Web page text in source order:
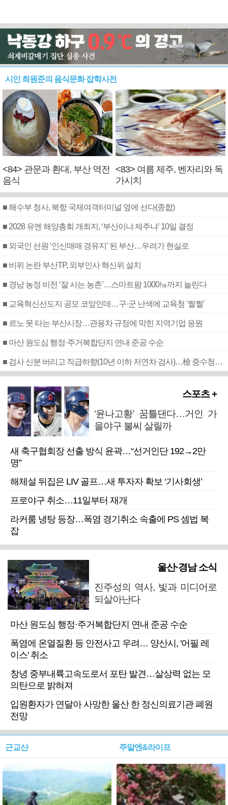
시인 최원준의 음식문화 잡학사전
<84> 관문과 환대, 부산 역전
음식
<83> 여름 제주, 벤자리와 독
가시치
■ 해수부 청사, 북항 국제여객터미널 옆에 선다(종합)
■ 2028 유엔 해양총회 개최지, ‘부산이냐 제주냐’ 10일 결정
■ 외국인 선원 ‘인신매매 경유지’ 된 부산…우려가 현실로
■ 비위 논란 부산TP, 외부인사 혁신위 설치
■ 경남 농정 비전 ‘잘 사는 농촌’…스마트팜 1000㏊까지 늘린다
■ 교육혁신선도지 공모 코앞인데…구·군 난색에 교육청 ‘쩔쩔’
■ 르노 못 타는 부산시장…관용차 규정에 막힌 지역기업 응원
■ 마산 원도심 행정·주거복합단지 연내 준공 수순
■ 검사 신분 버리고 직급하향(10년 이하 저연차 검사)…檢 중수청행 기피
스포츠 +
‘윤나고황’ 꿈틀댄다…거인 가
을야구 불씨 살릴까
새 축구협회장 선출 방식 윤곽…“선거인단 192→2만
명”
해체설 뒤집은 LIV 골프…새 투자자 확보 ‘기사회생’
프로야구 취소…11일부터 재개
라커룸 냉탕 등장…폭염 경기취소 속출에 PS 셈법 복
잡
울산·경남 소식
진주성의 역사, 빛과 미디어로
되살아난다
마산 원도심 행정·주거복합단지 연내 준공 수순
폭염에 온열질환 등 안전사고 우려… 양산시, '어필 레
이스' 취소
창녕 중부내륙고속도로서 포탄 발견…살상력 없는 모
의탄으로 밝혀져
입원환자가 연달아 사망한 울산 한 정신의료기관 폐원
전망
근교산 주말엔&라이프